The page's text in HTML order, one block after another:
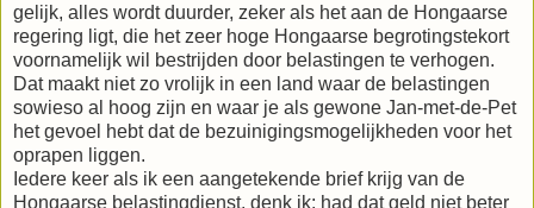
gelijk, alles wordt duurder, zeker als het aan de Hongaarse
regering ligt, die het zeer hoge Hongaarse begrotingstekort
voornamelijk wil bestrijden door belastingen te verhogen.
Dat maakt niet zo vrolijk in een land waar de belastingen
sowieso al hoog zijn en waar je als gewone Jan-met-de-Pet
het gevoel hebt dat de bezuinigingsmogelijkheden voor het
oprapen liggen.
Iedere keer als ik een aangetekende brief krijg van de
Hongaarse belastingdienst, denk ik: had dat geld niet beter